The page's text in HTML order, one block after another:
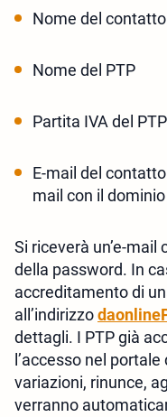
Nome del contatto
Nome del PTP
Partita IVA del
E-mail del
mail con il
Si riceverà un’e-
della password. In
accreditamento di
all’indirizzo
dettagli. I PTP già
l’accesso nel
variazioni, rinunce,
verranno